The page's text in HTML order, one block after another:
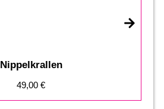
Nippelkrallen
49,00 €